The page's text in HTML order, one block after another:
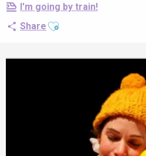
I'm going by train!
Share Ajouter aux favoris